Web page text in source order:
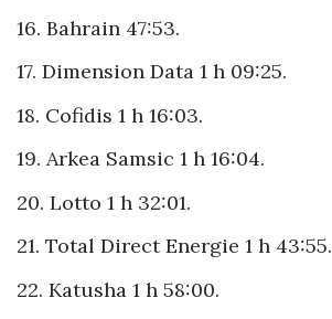
16. Bahrain 47:53.
17. Dimension Data 1 h 09:25.
18. Cofidis 1 h 16:03.
19. Arkea Samsic 1 h 16:04.
20. Lotto 1 h 32:01.
21. Total Direct Energie 1 h 43:55.
22. Katusha 1 h 58:00.